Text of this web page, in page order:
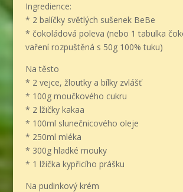
Ingredience:
* 2 balíčky světlých sušenek BeBe
* čokoládová poleva (nebo 1 tabulka
vaření rozpuštěná s 50g 100% tuku)
Na těsto
* 2 vejce, žloutky a bílky zvlášť
* 100g moučkového cukru
* 2 lžičky kakaa
* 100ml slunečnicového oleje
* 250ml mléka
* 300g hladké mouky
* 1 lžička kypřicího prášku
Na pudinkový krém